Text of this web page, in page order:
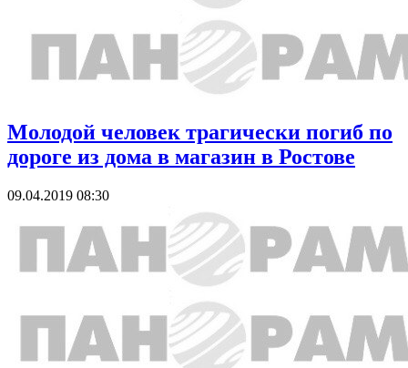
Молодой человек трагически погиб по
дороге из дома в магазин в Ростове
09.04.2019 08:30